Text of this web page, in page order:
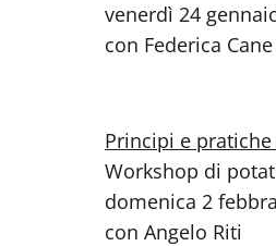
venerdì 24
con Federica Cane
Principi e
Workshop di
domenica 2
con Angelo Riti